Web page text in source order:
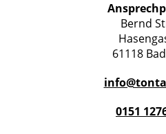
Bernd
61118
0151